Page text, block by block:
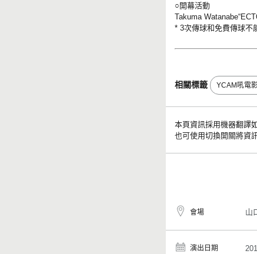
○開幕活動
Takuma
* 3次傳球和免費傳球不
相關標籤 YCAM吼電
本頁資訊採用機器翻譯
也可使用切換開關將資
會場 山
演出日期